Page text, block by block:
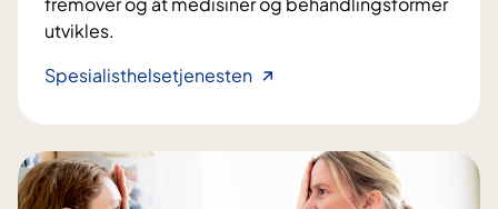
utvikles.
SpesialisthelsetjenestenH
o